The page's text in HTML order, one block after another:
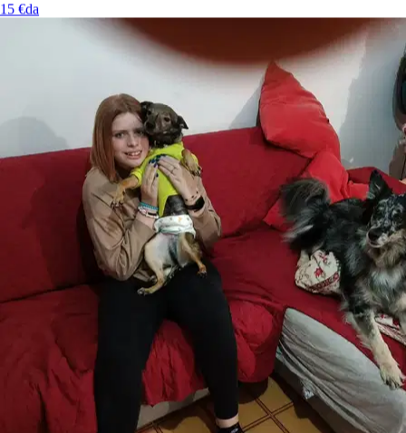
Valentina Ferreri
Nuovo
a 5,4 km di distanza
da
15 €da